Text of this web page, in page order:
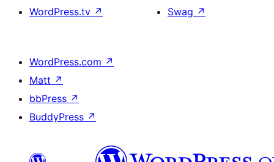
WordPress.tv ↗
Swag ↗
WordPress.com ↗
Matt ↗
bbPress ↗
BuddyPress ↗